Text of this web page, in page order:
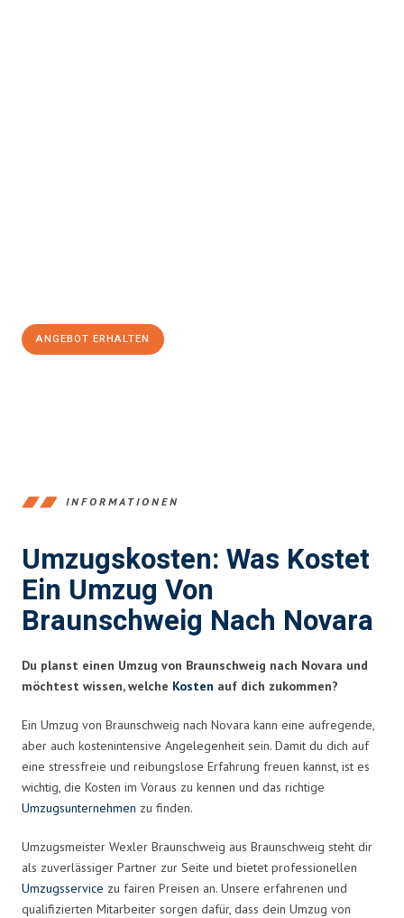
ANGEBOT ERHALTEN
INFORMATIONEN
Umzugskosten: Was Kostet
Ein Umzug Von
Braunschweig Nach Novara
Du planst einen Umzug von Braunschweig nach Novara und
möchtest wissen, welche Kosten auf dich zukommen?
Ein Umzug von Braunschweig nach Novara kann eine aufregende,
aber auch kostenintensive Angelegenheit sein. Damit du dich auf
eine stressfreie und reibungslose Erfahrung freuen kannst, ist es
wichtig, die Kosten im Voraus zu kennen und das richtige
Umzugsunternehmen zu finden.
Umzugsmeister Wexler Braunschweig aus Braunschweig steht dir
als zuverlässiger Partner zur Seite und bietet professionellen
Umzugsservice zu fairen Preisen an. Unsere erfahrenen und
qualifizierten Mitarbeiter sorgen dafür, dass dein Umzug von